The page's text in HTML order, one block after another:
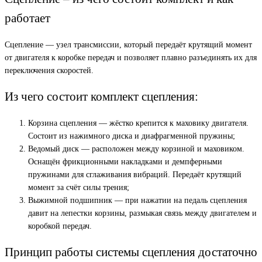
работает
Сцепление — узел трансмиссии, который передаёт крутящий момент
от двигателя к коробке передач и позволяет плавно разъединять их для
переключения скоростей.
Из чего состоит комплект сцепления:
Корзина сцепления — жёстко крепится к маховику двигателя.
Состоит из нажимного диска и диафрагменной пружины;
Ведомый диск — расположен между корзиной и маховиком.
Оснащён фрикционными накладками и демпферными
пружинами для сглаживания вибраций. Передаёт крутящий
момент за счёт силы трения;
Выжимной подшипник — при нажатии на педаль сцепления
давит на лепестки корзины, размыкая связь между двигателем и
коробкой передач.
Принцип работы системы сцепления достаточно